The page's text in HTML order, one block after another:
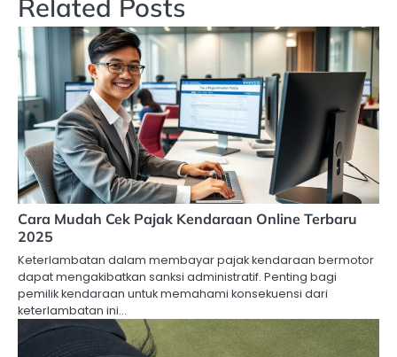
Related Posts
Cara Mudah Cek Pajak Kendaraan Online Terbaru
2025
Keterlambatan dalam membayar pajak kendaraan bermotor
dapat mengakibatkan sanksi administratif. Penting bagi
pemilik kendaraan untuk memahami konsekuensi dari
keterlambatan ini…